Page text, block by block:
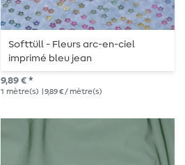
Softtüll - Fleurs arc-en-ciel
imprimé bleu jean
9,89 € *
1 mètre(s) | 9,89 € / mètre(s)